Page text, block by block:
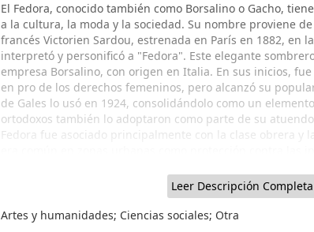
El Fedora, conocido también como Borsalino o Gacho,
a la cultura, la moda y la sociedad. Su nombre proviene
francés Victorien Sardou, estrenada en París en 1882, en
interpretó y personificó a "Fedora". Este elegante
empresa Borsalino, con origen en Italia. En sus inicios,
en pro de los derechos femeninos, pero alcanzó su
de Gales lo usó en 1924, consolidándolo como un
ortodoxos también lo adoptaron como parte de su
Fedora fue asociado principalmente con la clase obrera y
Bogart, Cary Grant, Frank Sinatra e incluso el legendario y
llevado este sombrero. El Fedora ha sido relacionado con
mundo de los gánsteres, agregando un toque de misterio
Leer Descripción
Artes y humanidades; Ciencias sociales; Otra